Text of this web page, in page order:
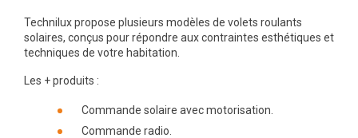
Technilux propose plusieurs modèles de volets roulants
solaires, conçus pour répondre aux contraintes esthétiques et
techniques de votre habitation.
Les + produits :
Commande solaire avec motorisation.
Commande radio.